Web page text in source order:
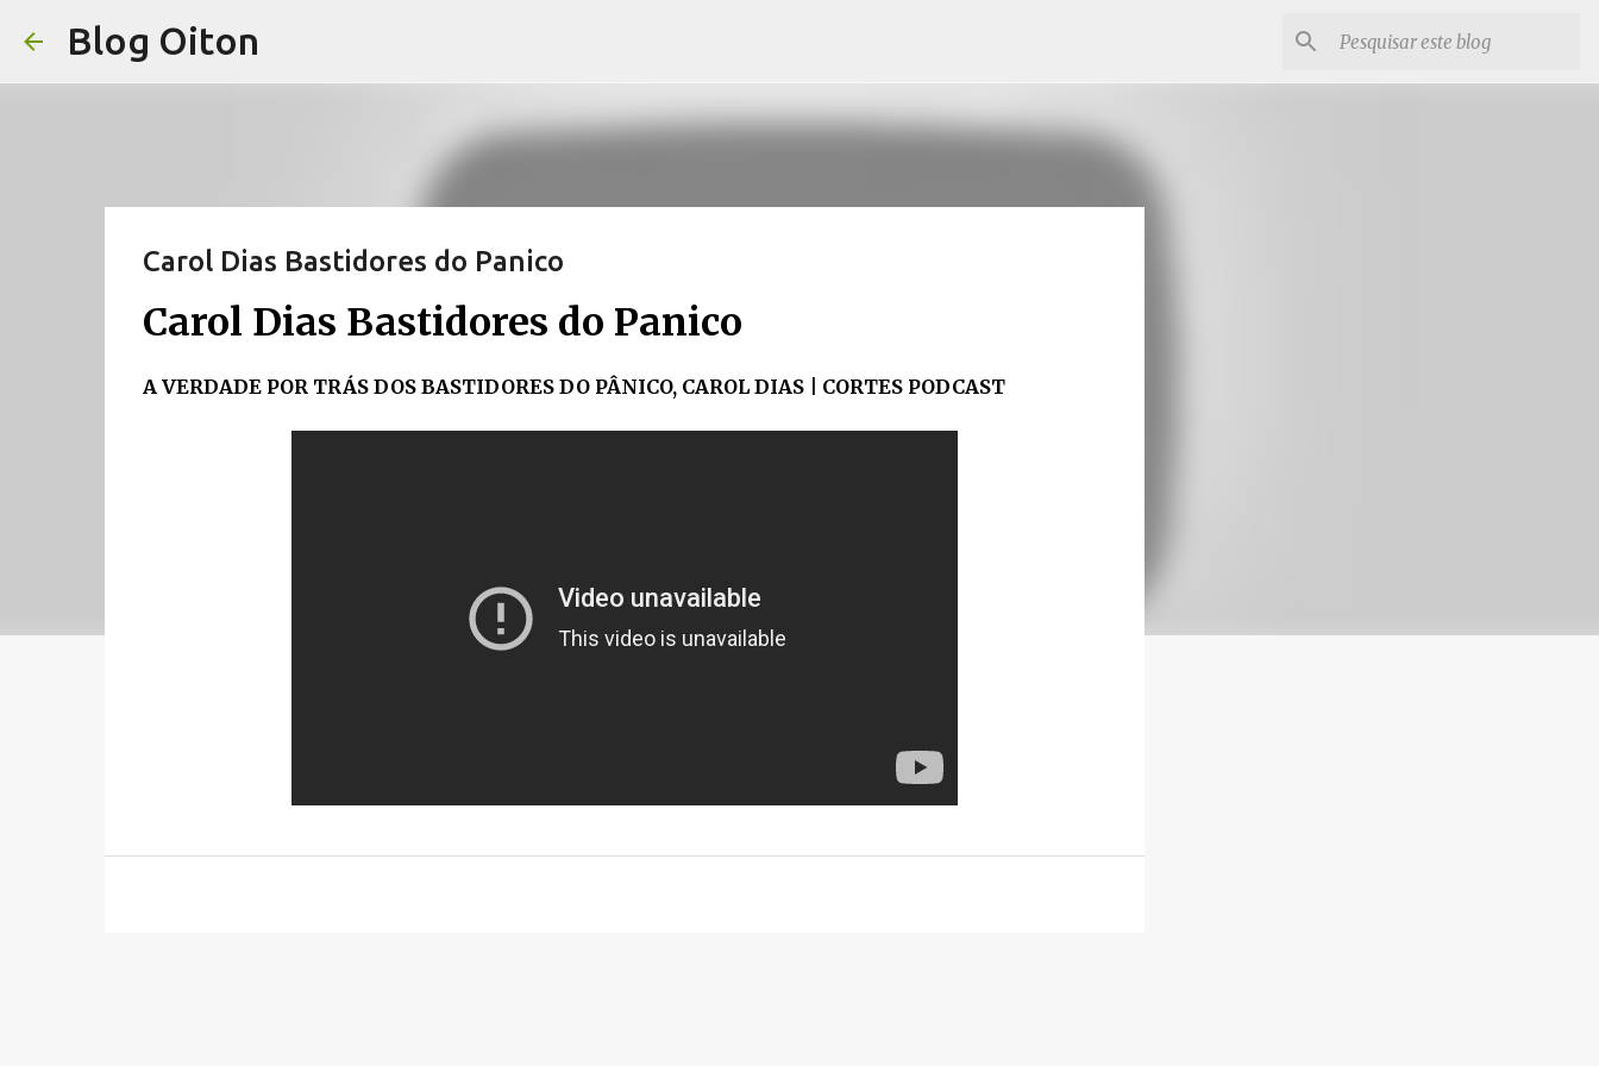
Blog Oiton
Carol Dias Bastidores do Panico
Carol Dias Bastidores do Panico
A VERDADE POR TRÁS DOS BASTIDORES DO PÂNICO, CAROL DIAS | CORTES PODCAST